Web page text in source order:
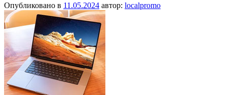
Опубликовано в 11.05.2024 автор: localpromo